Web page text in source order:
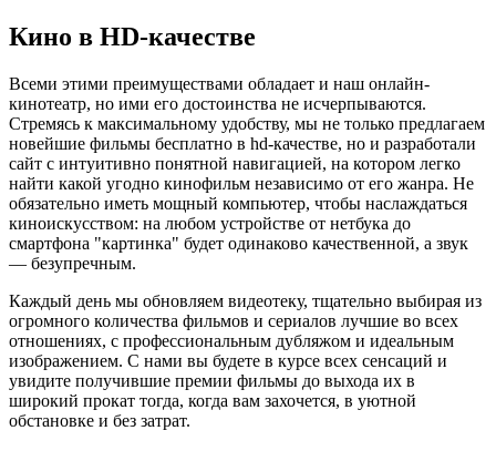
Кино в HD-качестве
Всеми этими преимуществами обладает и наш онлайн-
кинотеатр, но ими его достоинства не исчерпываются.
Стремясь к максимальному удобству, мы не только предлагаем
новейшие фильмы бесплатно в hd-качестве, но и разработали
сайт с интуитивно понятной навигацией, на котором легко
найти какой угодно кинофильм независимо от его жанра. Не
обязательно иметь мощный компьютер, чтобы наслаждаться
киноискусством: на любом устройстве от нетбука до
смартфона "картинка" будет одинаково качественной, а звук
— безупречным.
Каждый день мы обновляем видеотеку, тщательно выбирая из
огромного количества фильмов и сериалов лучшие во всех
отношениях, с профессиональным дубляжом и идеальным
изображением. С нами вы будете в курсе всех сенсаций и
увидите получившие премии фильмы до выхода их в
широкий прокат тогда, когда вам захочется, в уютной
обстановке и без затрат.